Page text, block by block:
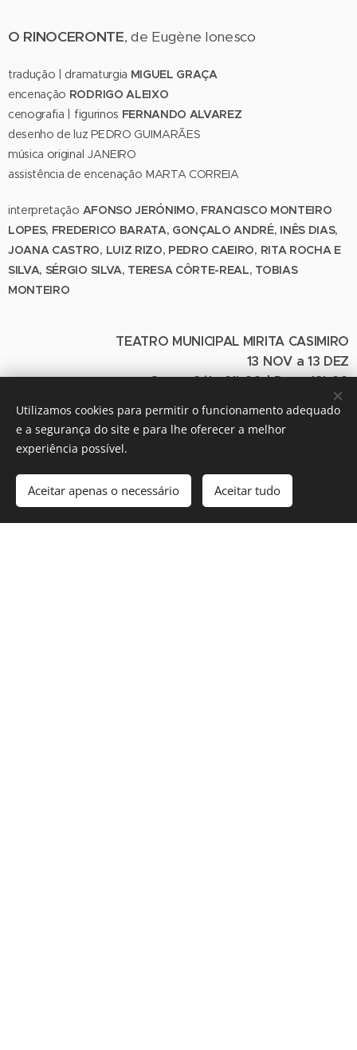
O RINOCERONTE, de Eugène Ionesco
tradução | dramaturgia MIGUEL GRAÇA
encenação RODRIGO ALEIXO
cenografia | figurinos FERNANDO ALVAREZ
desenho de luz PEDRO GUIMARÃES
música original JANEIRO
assistência de encenação MARTA CORREIA
interpretação AFONSO JERÓNIMO, FRANCISCO MONTEIRO
LOPES, FREDERICO BARATA, GONÇALO ANDRÉ, INÊS DIAS,
JOANA CASTRO, LUIZ RIZO, PEDRO CAEIRO, RITA ROCHA E
SILVA, SÉRGIO SILVA, TERESA CÔRTE-REAL, TOBIAS
MONTEIRO
TEATRO MUNICIPAL MIRITA CASIMIRO
13 NOV a 13 DEZ
Qua. a Sáb. 21h00 | Dom. 16h00
LGP 29 NOV
Conversas com Público
Utilizamos cookies para permitir o funcionamento adequado
e a segurança do site e para lhe oferecer a melhor
experiência possível.
Aceitar apenas o necessário Aceitar tudo